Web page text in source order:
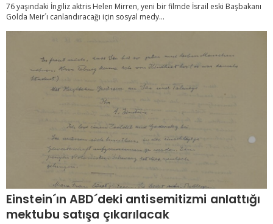
76 yaşındaki İngiliz aktris Helen Mirren, yeni bir filmde İsrail eski Başbakanı
Golda Meir´ı canlandıracağı için sosyal medy...
Einstein´ın ABD´deki antisemitizmi anlattığı
mektubu satışa çıkarılacak